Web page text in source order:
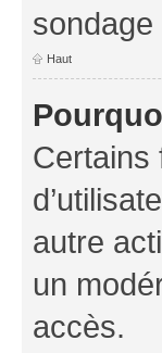
Haut
Certains
autre
un
accès.